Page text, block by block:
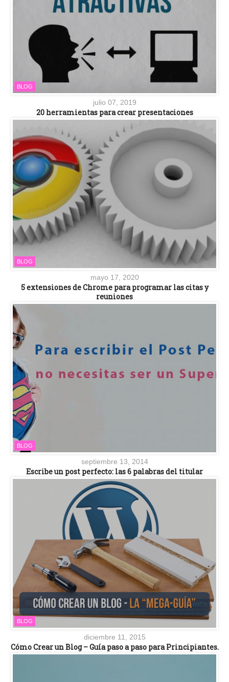
BLOG
julio 07, 2019
20 herramientas para crear presentaciones
BLOG
mayo 17, 2020
5 extensiones de Chrome para programar las citas y
reuniones
BLOG
septiembre 13, 2014
Escribe un post perfecto: las 6 palabras del titular
BLOG
diciembre 11, 2015
Cómo Crear un Blog – Guía paso a paso para Principiantes.